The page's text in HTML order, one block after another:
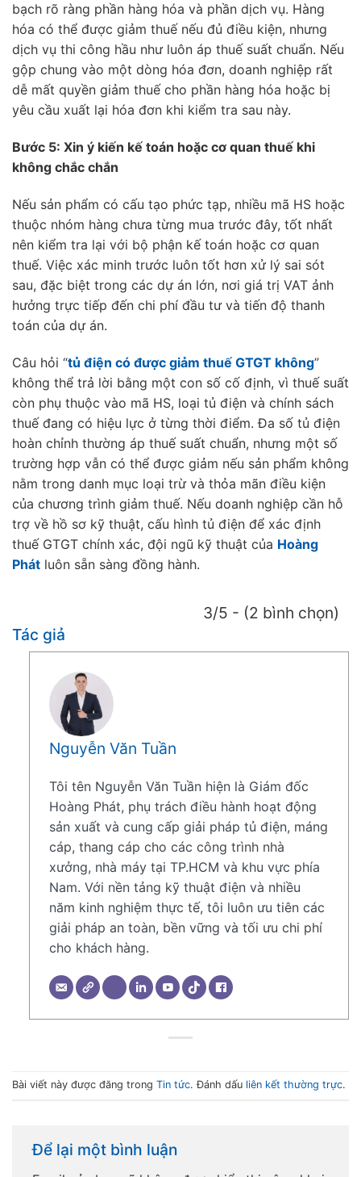
bạch rõ ràng phần hàng hóa và phần dịch vụ. Hàng
hóa có thể được giảm thuế nếu đủ điều kiện, nhưng
dịch vụ thi công hầu như luôn áp thuế suất chuẩn. Nếu
gộp chung vào một dòng hóa đơn, doanh nghiệp rất
dễ mất quyền giảm thuế cho phần hàng hóa hoặc bị
yêu cầu xuất lại hóa đơn khi kiểm tra sau này.
Bước 5: Xin ý kiến kế toán hoặc cơ quan thuế khi
không chắc chắn
Nếu sản phẩm có cấu tạo phức tạp, nhiều mã HS hoặc
thuộc nhóm hàng chưa từng mua trước đây, tốt nhất
nên kiểm tra lại với bộ phận kế toán hoặc cơ quan
thuế. Việc xác minh trước luôn tốt hơn xử lý sai sót
sau, đặc biệt trong các dự án lớn, nơi giá trị VAT ảnh
hưởng trực tiếp đến chi phí đầu tư và tiến độ thanh
toán của dự án.
Câu hỏi “tủ điện có được giảm thuế GTGT không”
không thể trả lời bằng một con số cố định, vì thuế suất
còn phụ thuộc vào mã HS, loại tủ điện và chính sách
thuế đang có hiệu lực ở từng thời điểm. Đa số tủ điện
hoàn chỉnh thường áp thuế suất chuẩn, nhưng một số
trường hợp vẫn có thể được giảm nếu sản phẩm không
nằm trong danh mục loại trừ và thỏa mãn điều kiện
của chương trình giảm thuế. Nếu doanh nghiệp cần hỗ
trợ về hồ sơ kỹ thuật, cấu hình tủ điện để xác định
thuế GTGT chính xác, đội ngũ kỹ thuật của Hoàng
Phát luôn sẵn sàng đồng hành.
3/5 - (2 bình chọn)
Tác giả
Nguyễn Văn Tuần
Tôi tên Nguyễn Văn Tuần hiện là Giám đốc
Hoàng Phát, phụ trách điều hành hoạt động
sản xuất và cung cấp giải pháp tủ điện, máng
cáp, thang cáp cho các công trình nhà
xưởng, nhà máy tại TP.HCM và khu vực phía
Nam. Với nền tảng kỹ thuật điện và nhiều
năm kinh nghiệm thực tế, tôi luôn ưu tiên các
giải pháp an toàn, bền vững và tối ưu chi phí
cho khách hàng.
Bài viết này được đăng trong Tin tức. Đánh dấu liên kết thường trực.
Để lại một bình luận